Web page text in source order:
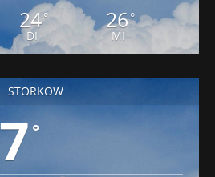
24°
DI
26°
MI
STORKOW
°